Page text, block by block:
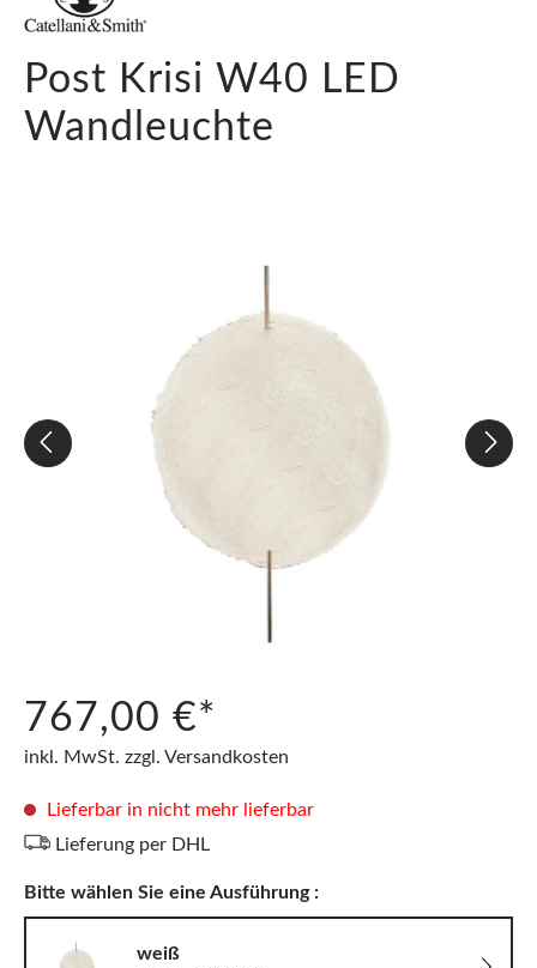
Post Krisi W40 LED
Wandleuchte
767,00 €*
inkl. MwSt. zzgl. Versandkosten
Lieferbar in nicht mehr lieferbar
Lieferung per DHL
Bitte wählen Sie eine Ausführung :
weiß